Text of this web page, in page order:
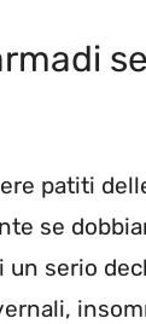
patiti
se
un serio